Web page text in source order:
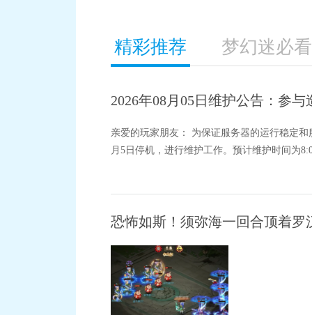
精彩推荐 梦幻迷必看
2026年08月05日维护公告：参
亲爱的玩家朋友： 为保证服务器的运行稳定
月5日停机，进行维护工作。预计维护时间为
恐怖如斯！须弥海一回合顶着罗